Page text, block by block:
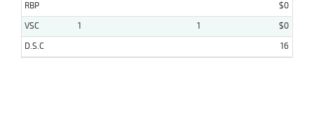
RBP
$0
VSC
1 1
$0
D.S.C
16